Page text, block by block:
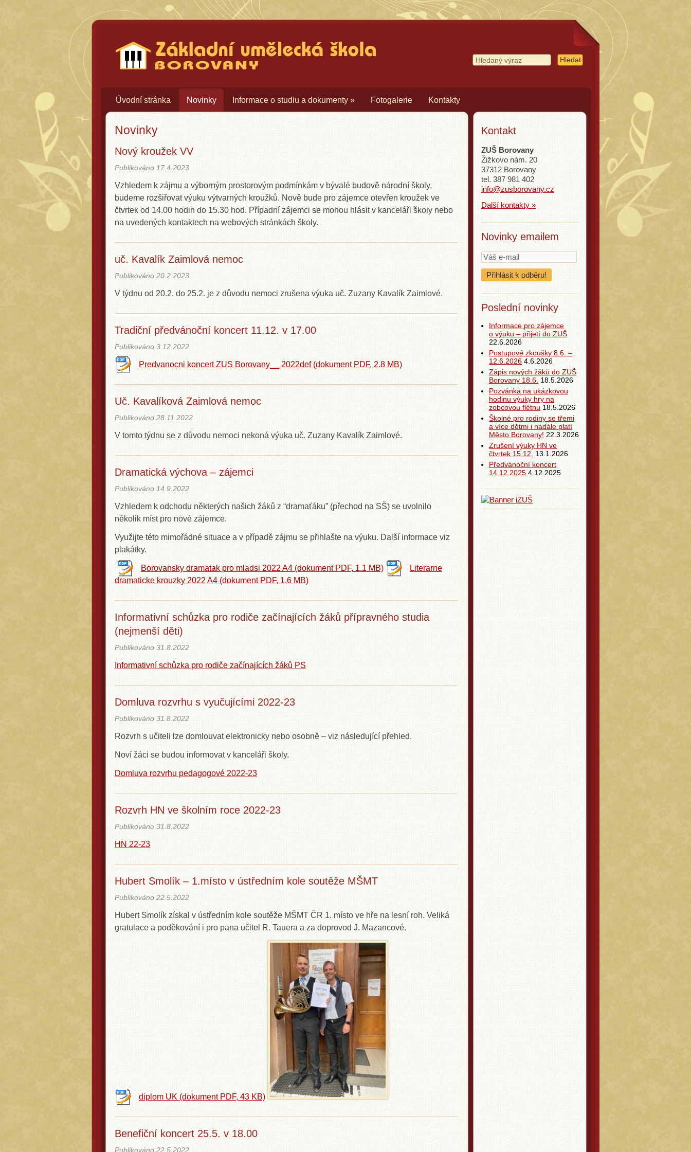
Základní umělecká škola Borovany
Úvodní stránka Novinky Informace o studiu a dokumenty » Fotogalerie Kontakty
Novinky
Nový kroužek VV
Publikováno 17.4.2023
Vzhledem k zájmu a výborným prostorovým podmínkám v bývalé budově národní školy,
budeme rozšiřovat výuku výtvarných kroužků. Nově bude pro zájemce otevřen kroužek ve
čtvrtek od 14.00 hodin do 15.30 hod. Případní zájemci se mohou hlásit v kanceláři školy nebo
na uvedených kontaktech na webových stránkách školy.
uč. Kavalík Zaimlová nemoc
Publikováno 20.2.2023
V týdnu od 20.2. do 25.2. je z důvodu nemoci zrušena výuka uč. Zuzany Kavalík Zaimlové.
Tradiční předvánoční koncert 11.12. v 17.00
Publikováno 3.12.2022
Predvanocni koncert ZUS Borovany__ 2022def(dokument PDF, 2.8 MB)
Uč. Kavalíková Zaimlová nemoc
Publikováno 28.11.2022
V tomto týdnu se z důvodu nemoci nekoná výuka uč. Zuzany Kavalík Zaimlové.
Dramatická výchova – zájemci
Publikováno 14.9.2022
Vzhledem k odchodu některých našich žáků z “dramaťáku” (přechod na SŠ) se uvolnilo
několik míst pro nové zájemce.
Využijte této mimořádné situace a v případě zájmu se přihlašte na výuku. Další informace viz
plakátky.
Borovansky dramatak pro mladsi 2022 A4 (dokument PDF, 1.1 MB)
Literarne
dramaticke krouzky 2022 A4 (dokument PDF, 1.6 MB)
Informativní schůzka pro rodiče začínajících žáků přípravného studia
(nejmenší děti)
Publikováno 31.8.2022
Informativní schůzka pro rodiče začínajících žáků PS
Domluva rozvrhu s vyučujícími 2022-23
Publikováno 31.8.2022
Rozvrh s učiteli lze domlouvat elektronicky nebo osobně – viz následující přehled.
Noví žáci se budou informovat v kanceláři školy.
Domluva rozvrhu pedagogové 2022-23
Rozvrh HN ve školním roce 2022-23
Publikováno 31.8.2022
HN 22-23
Hubert Smolík – 1.místo v ústředním kole soutěže MŠMT
Publikováno 22.5.2022
Hubert Smolík získal v ústředním kole soutěže MŠMT ČR 1. místo ve hře na lesní roh. Veliká
gratulace a poděkování i pro pana učitel R. Tauera a za doprovod J. Mazancové.
diplom UK (dokument PDF, 43 KB)
Benefiční koncert 25.5. v 18.00
Publikováno 22.5.2022
Kontakt
ZUŠ Borovany
Žižkovo nám. 20
37312 Borovany
tel. 387 981 402
info@zusborovany.cz
Další kontakty »
Novinky emailem
Poslední novinky
Informace pro zájemce
o výuku – přijetí do ZUŠ
22.6.2026
Postupové zkoušky 8.6. –
12.6.2026 4.6.2026
Zápis nových žáků do ZUŠ
Borovany 18.6. 18.5.2026
Pozvánka na ukázkovou
hodinu výuky hry na
zobcovou flétnu 18.5.2026
Školné pro rodiny se třemi
a více dětmi i nadále platí
Město Borovany! 22.3.2026
Zrušení výuky HN ve
čtvrtek 15.12.
13.1.2026
Předvánoční koncert
14.12.2025 4.12.2025